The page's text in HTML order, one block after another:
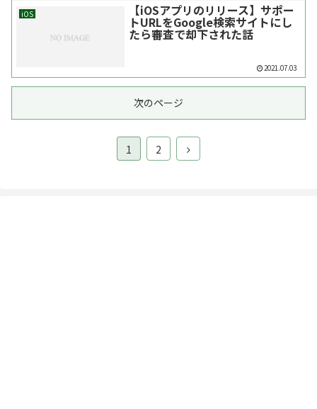
iOS 【iOSアプリのリリース】サポー
トURLをGoogle検索サイトにし
たら審査で却下された話
2021.07.03
次のページ
1 2